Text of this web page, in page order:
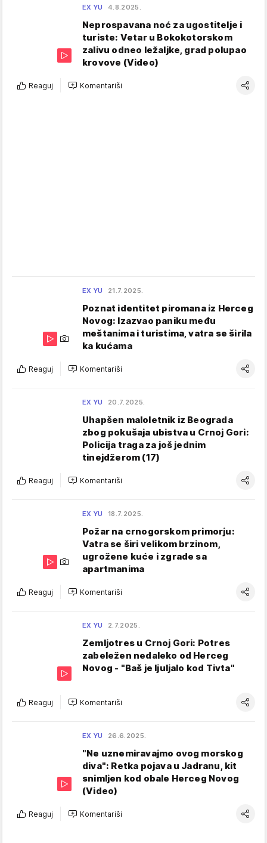
EX YU 4.8.2025.
Neprospavana noć za ugostitelje i
turiste: Vetar u Bokokotorskom
zalivu odneo ležaljke, grad polupao
krovove (Video)
Reaguj Komentariši
EX YU 21.7.2025.
Poznat identitet piromana iz Herceg
Novog: Izazvao paniku među
meštanima i turistima, vatra se širila
ka kućama
Reaguj Komentariši
EX YU 20.7.2025.
Uhapšen maloletnik iz Beograda
zbog pokušaja ubistva u Crnoj Gori:
Policija traga za još jednim
tinejdžerom (17)
Reaguj Komentariši
EX YU 18.7.2025.
Požar na crnogorskom primorju:
Vatra se širi velikom brzinom,
ugrožene kuće i zgrade sa
apartmanima
Reaguj Komentariši
EX YU 2.7.2025.
Zemljotres u Crnoj Gori: Potres
zabeležen nedaleko od Herceg
Novog - "Baš je ljuljalo kod Tivta"
Reaguj Komentariši
EX YU 26.6.2025.
"Ne uznemiravajmo ovog morskog
diva": Retka pojava u Jadranu, kit
snimljen kod obale Herceg Novog
(Video)
Reaguj Komentariši